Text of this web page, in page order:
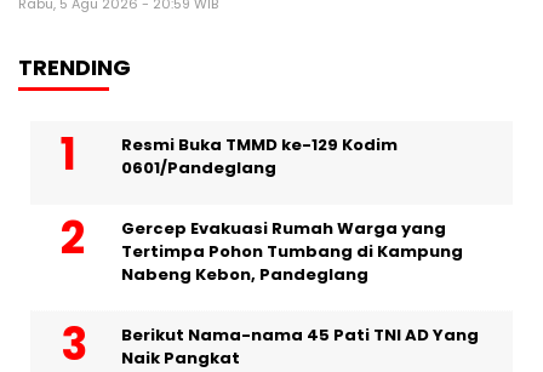
Rabu, 5 Agu 2026 - 20:59 WIB
TRENDING
Resmi Buka TMMD ke-129 Kodim
0601/Pandeglang
Gercep Evakuasi Rumah Warga yang
Tertimpa Pohon Tumbang di Kampung
Nabeng Kebon, Pandeglang
Berikut Nama-nama 45 Pati TNI AD Yang
Naik Pangkat